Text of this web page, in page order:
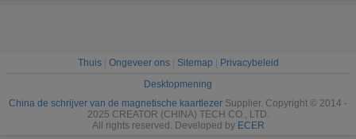
Thuis| Ongeveer ons| Sitemap
Privacybeleid
Desktopmening
China de schrijver van de magnetische kaartlezer Supplier. Copyright © 2014 -
2025 CREATOR (CHINA) TECH CO., LTD.
All rights reserved. Developed by ECER